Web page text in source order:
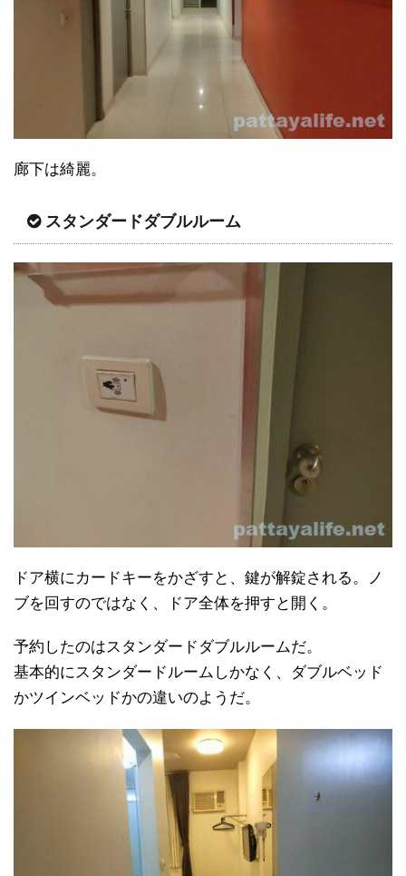
廊下は綺麗。
スタンダードダブルルーム
ドア横にカードキーをかざすと、鍵が解錠される。ノ
ブを回すのではなく、ドア全体を押すと開く。
予約したのはスタンダードダブルルームだ。
基本的にスタンダードルームしかなく、ダブルベッド
かツインベッドかの違いのようだ。